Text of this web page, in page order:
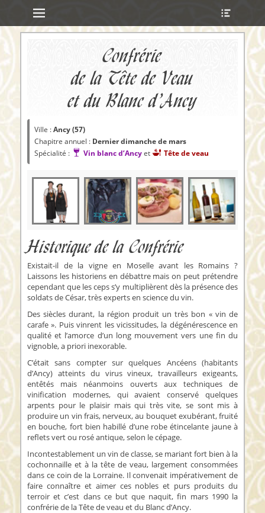
Menu principal
Aller
au
contenu
tête
Confrérie
de la Tête de Veau
et du Blanc d’Ancy
Ville :Ancy (57)
Chapitre annuel : Dernier dimanche de mars
Spécialité :
Vin blanc d’Ancyet Tête de veau
Historique de la Confrérie
Existait-il de la vigne en Moselle avant les Romains ?
Laissons les historiens en débattre mais on peut prétendre
cependant que les ceps s’y multiplièrent dès la présence des
soldats de César, très experts en science du vin.
Des siècles durant, la région produit un très bon « vin de
carafe ». Puis vinrent les vicissitudes, la dégénérescence en
qualité et l’amorce d’un long mouvement vers une fin du
vignoble, a priori inexorable.
C’était sans compter sur quelques Ancéens (habitants
d’Ancy) atteints du virus vineux, travailleurs exigeants,
entêtés mais néanmoins ouverts aux techniques de
vinification modernes, qui avaient conservé quelques
arpents pour le plaisir mais qui très vite, se sont mis à
produire un vin frais, nerveux, au bouquet exubérant, fruité
en bouche, fort bien habillé d’une robe étincelante jaune à
reflets vert ou rosé antique, selon le cépage.
Incontestablement un vin de classe, se mariant fort bien à la
cochonnaille et à la tête de veau, largement consommées
dans ce coin de la Lorraine. Il convenait impérativement de
faire connaître et aimer ces nobles et purs produits du
terroir et c’est dans ce but que naquit, fin mars 1990 la
confrérie de la Tête de veau et du Blanc d’Ancy.